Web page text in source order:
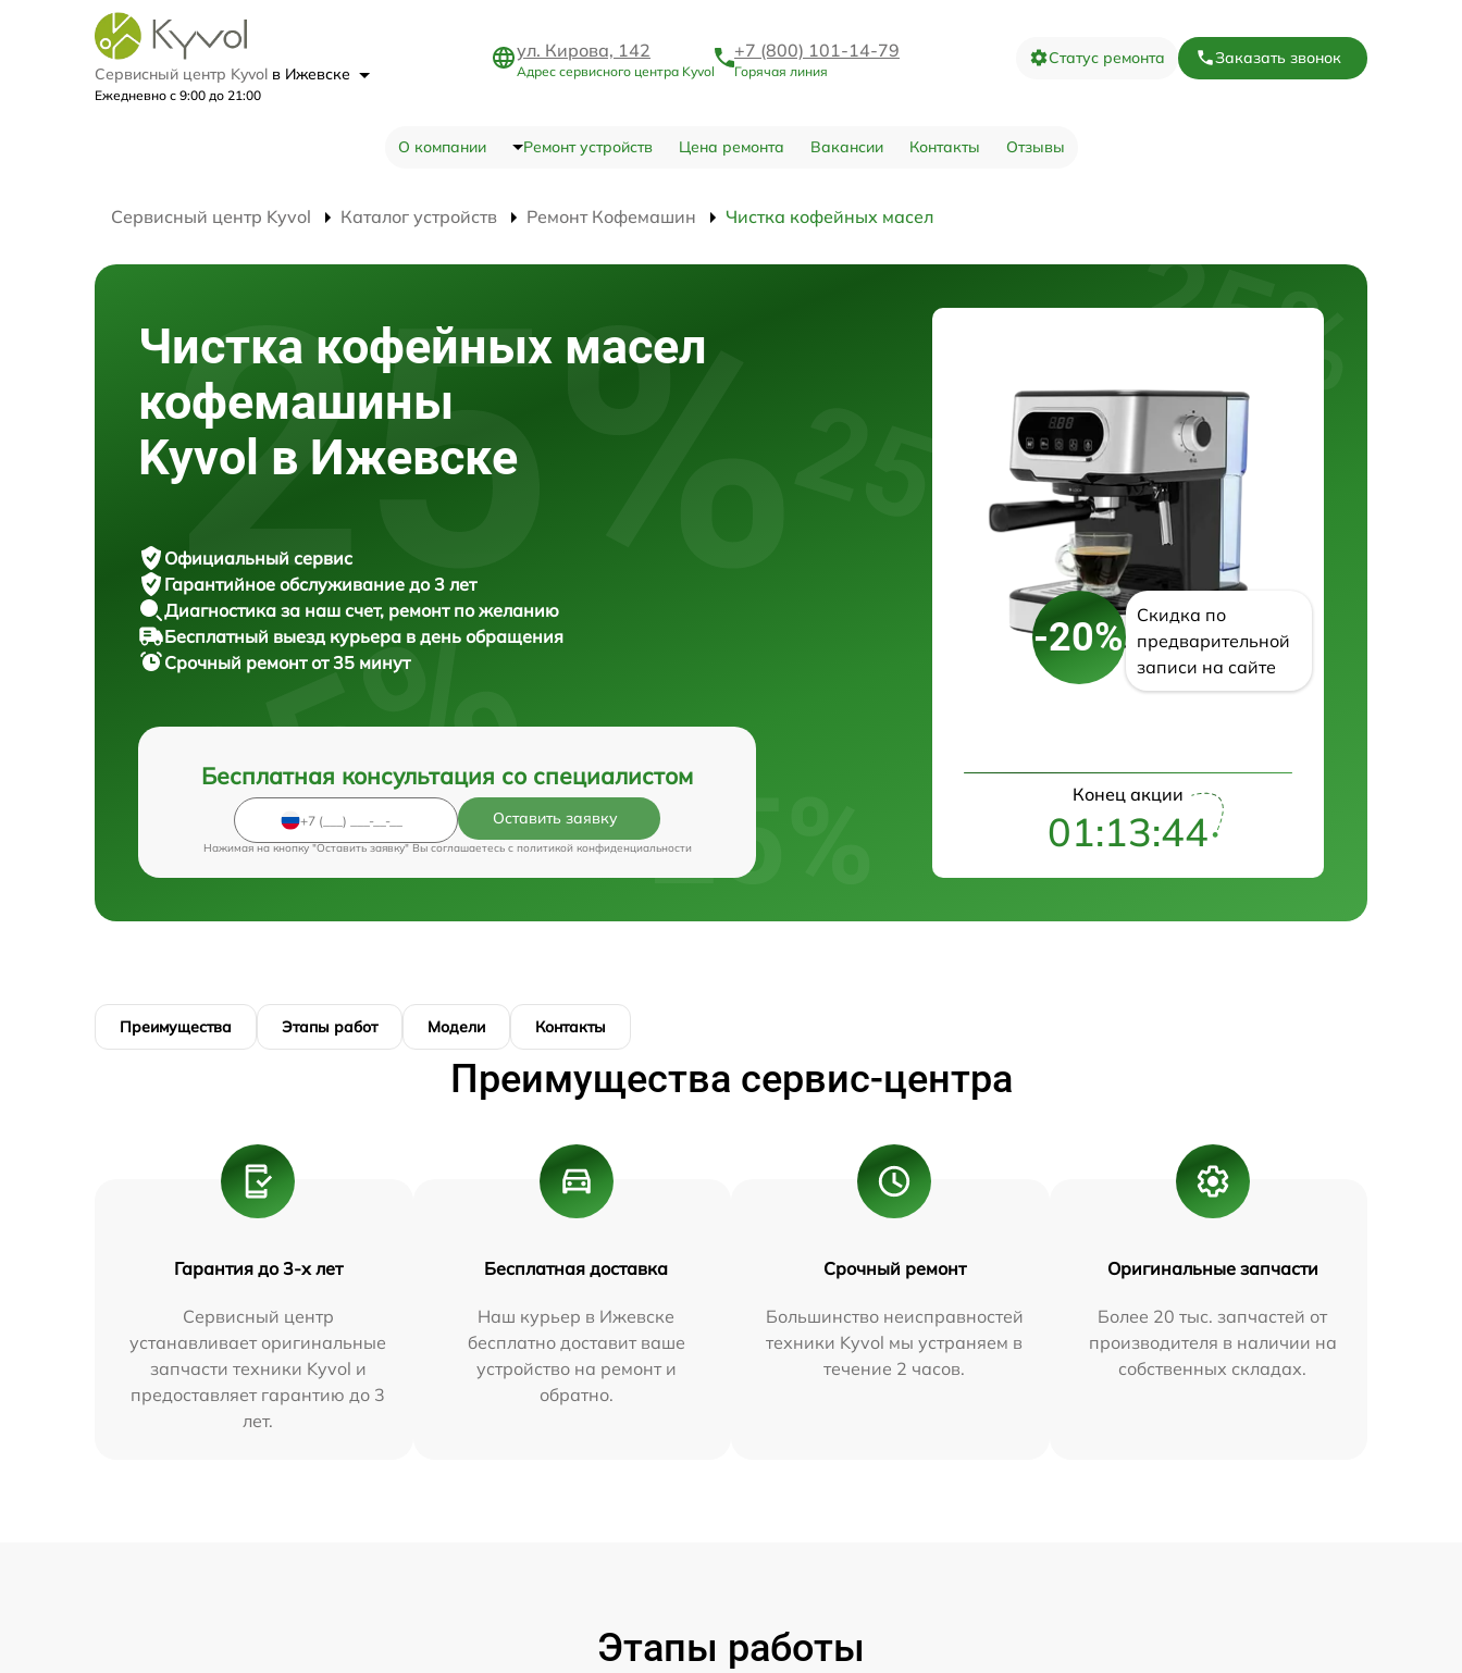
Сервисный центр Kyvol в Ижевске
Ежедневно с 9:00 до 21:00
ул. Кирова, 142
Адрес сервисного центра Kyvol
+7 (800) 101-14-79
Горячая линия
Статус ремонта Заказать звонок
О компании Ремонт устройств Цена ремонта Вакансии Контакты Отзывы
Сервисный центр Kyvol Каталог устройств Ремонт Кофемашин Чистка кофейных масел
Чистка кофейных масел
кофемашины
Kyvol в Ижевске
Официальный сервис
Гарантийное обслуживание до 3 лет
Диагностика за наш счет, ремонт по желанию
Бесплатный выезд курьера в день обращения
Срочный ремонтот 35 минут
Бесплатная консультация со специалистом
Оставить заявку
Нажимая на кнопку "Оставить заявку" Вы соглашаетесь c политикой конфиденциальности
-20%
Скидка по
предварительной
записи на сайте
Конец акции
01:13:43
Преимущества Этапы работ Модели Контакты
Преимущества сервис-центра
Гарантия до 3-х лет
Сервисный центр
устанавливает оригинальные
запчасти техники Kyvol и
предоставляет гарантию до 3
лет.
Бесплатная доставка
Наш курьер в Ижевске
бесплатно доставит ваше
устройство на ремонт и
обратно.
Срочный ремонт
Большинство неисправностей
техники Kyvol мы устраняем в
течение 2 часов.
Оригинальные запчасти
Более 20 тыс. запчастей от
производителя в наличии на
собственных складах.
Этапы работы